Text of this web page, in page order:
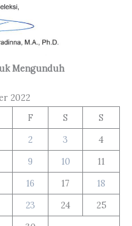
Mengunduh
2022
F S
S
2 3
4
9 10
11
16 17
18
23 24
25